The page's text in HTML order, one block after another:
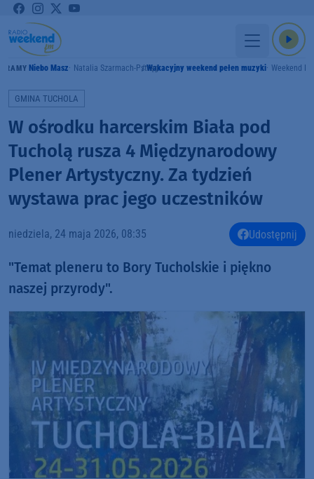
GRAMY Niebo Masz Natalia Szarmach-PstrągWakacyjny weekend pełen muzyki Weekend FM
GMINA TUCHOLA
W ośrodku harcerskim Biała pod
Tucholą rusza 4 Międzynarodowy
Plener Artystyczny. Za tydzień
wystawa prac jego uczestników
niedziela, 24 maja 2026, 08:35 Udostępnij
"Temat pleneru to Bory Tucholskie i piękno
naszej przyrody".